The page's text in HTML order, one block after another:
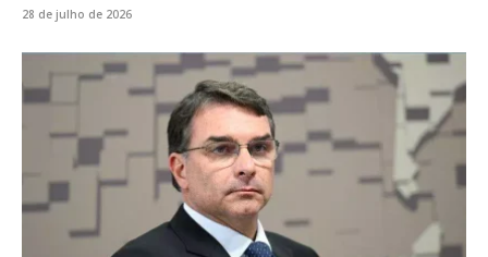
28 de julho de 2026